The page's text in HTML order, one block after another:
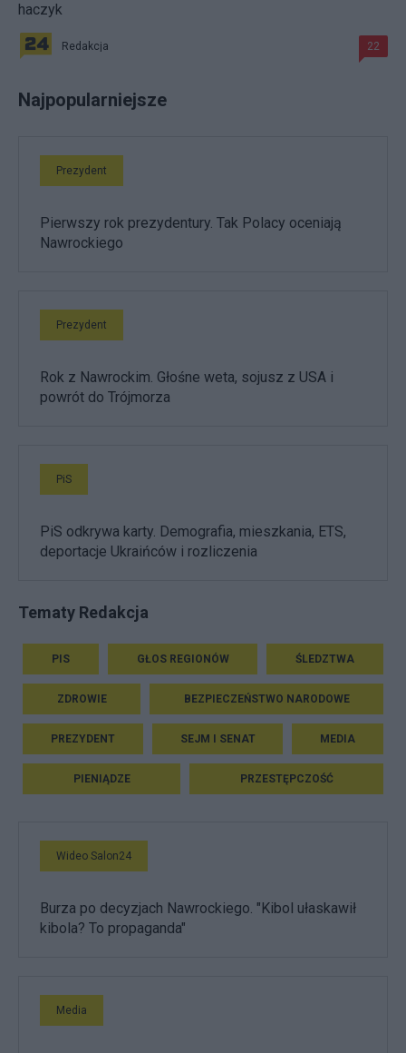
haczyk
Redakcja 22
Najpopularniejsze
Prezydent
Pierwszy rok prezydentury. Tak Polacy oceniają
Nawrockiego
Prezydent
Rok z Nawrockim. Głośne weta, sojusz z USA i
powrót do Trójmorza
PiS
PiS odkrywa karty. Demografia, mieszkania, ETS,
deportacje Ukraińców i rozliczenia
Tematy Redakcja
PIS GŁOS REGIONÓW ŚLEDZTWA
ZDROWIE BEZPIECZEŃSTWO NARODOWE
PREZYDENT SEJM I SENAT MEDIA
PIENIĄDZE PRZESTĘPCZOŚĆ
Wideo Salon24
Burza po decyzjach Nawrockiego. "Kibol ułaskawił
kibola? To propaganda"
Media